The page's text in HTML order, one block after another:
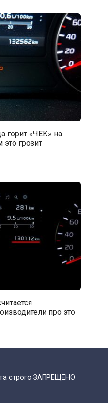
горит «ЧЕК» на
это грозит
про это
строго ЗАПРЕЩЕНО